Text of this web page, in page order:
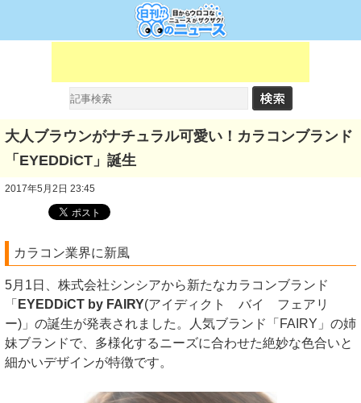
大人ブラウンがナチュラル可愛い！カラコンブランド
「EYEDDiCT」誕生
2017年5月2日 23:45
カラコン業界に新風
5月1日、株式会社シンシアから新たなカラコンブランド
「 EYEDDiCT by FAIRY(アイディクト バイ フェアリ
ー)」の誕生が発表されました。人気ブランド「FAIRY」の姉
妹ブランドで、多様化するニーズに合わせた絶妙な色合いと
細かいデザインが特徴です。